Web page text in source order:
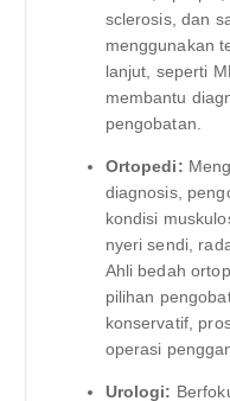
sclerosis, dan
menggunakan
lanjut, seperti
membantu
pengobatan.
Ortopedi:
diagnosis,
kondisi
nyeri sendi,
Ahli bedah
pilihan
konservatif,
operasi
Urologi: